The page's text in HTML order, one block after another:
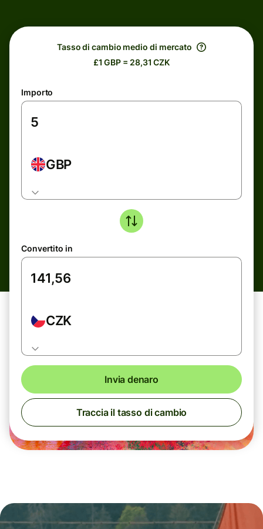
Tasso di cambio medio di mercato
£1 GBP = 28,31 CZK
Importo
GBP
Convertito in
CZK
Invia denaro
Traccia il tasso di cambio